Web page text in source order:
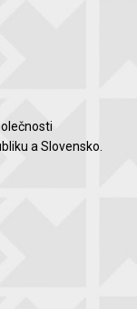
a Slovensko.